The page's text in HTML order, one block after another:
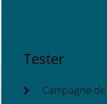
Tester
Campagne de